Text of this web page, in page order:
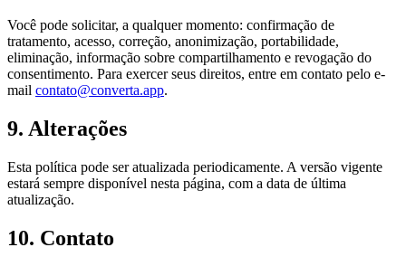
Você pode solicitar, a qualquer momento: confirmação de
tratamento, acesso, correção, anonimização, portabilidade,
eliminação, informação sobre compartilhamento e revogação do
consentimento. Para exercer seus direitos, entre em contato pelo e-
mail contato@converta.app.
9. Alterações
Esta política pode ser atualizada periodicamente. A versão vigente
estará sempre disponível nesta página, com a data de última
atualização.
10. Contato